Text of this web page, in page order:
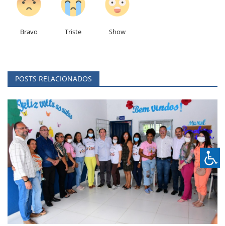
Bravo Triste Show
POSTS RELACIONADOS